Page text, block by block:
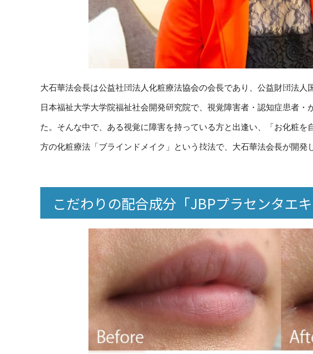
大石華法会長は公益社団法人化粧療法協会の会長であり、公益財団法
日本福祉大学大学院福祉社会開発研究院で、視覚障害者・認知症患者
た。そんな中で、ある視覚に障害を持っている方と出逢い、「お化粧
方の化粧療法「ブラインドメイク」という技法で、大石華法会長が開発
こだわりの配合成分「JBPプラセンタエキ